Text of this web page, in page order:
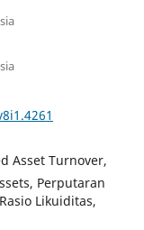
Asset Turnover,
Perputaran
Likuiditas,